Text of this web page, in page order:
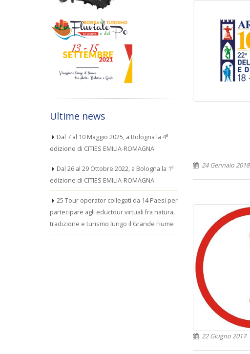
Ultime news
Dal 7 al 10 Maggio 2025, a Bologna la 4ª
edizione di CITIES EMILIA-ROMAGNA
Dal 26 al 29 Ottobre 2022, a Bologna la 1ª
edizione di CITIES EMILIA-ROMAGNA
25 Tour operator collegati da 14 Paesi per
partecipare agli eductour virtuali fra natura,
tradizione e turismo lungo il Grande Fiume
24 Gennaio 2018
22 Giugno 2017